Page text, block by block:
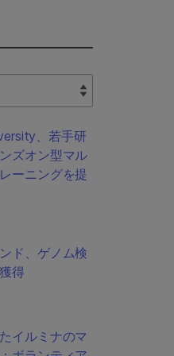
、若手研
ズオン型マル
ーニングを提
ド、ゲノム検
得
イルミナのマ